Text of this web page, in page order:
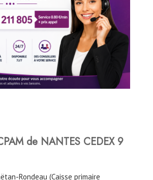
de NANTES CEDEX 9
Rondeau (Caisse primaire